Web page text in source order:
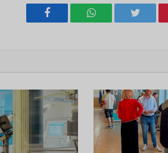
Facebook WhatsAppTwitter